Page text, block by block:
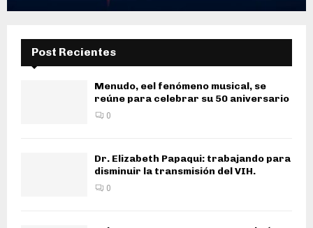
Post Recientes
Menudo, eel fenómeno musical, se
reúne para celebrar su 50 aniversario
0
Dr. Elizabeth Papaqui: trabajando para
disminuir la transmisión del VIH.
0